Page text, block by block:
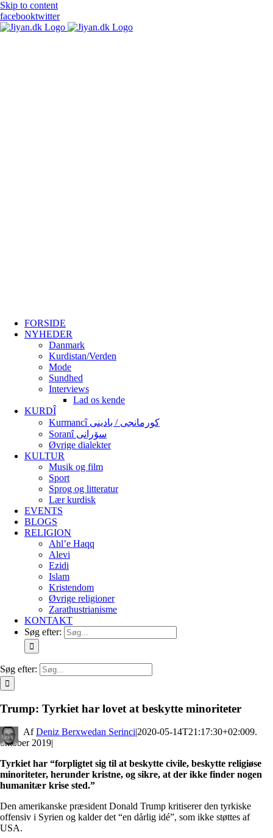
Skip to content
facebooktwitter
FORSIDE
NYHEDER
Danmark
Kurdistan/Verden
Mode
Sundhed
Interviews
Lad os kende
KURDÎ
Kurmancî کورمانجی / بادینی
Soranî سۆرانی
Øvrige dialekter
KULTUR
Musik og film
Sport
Sprog og litteratur
Lær kurdisk
EVENTS
BLOGS
RELIGION
Ahl’e Haqq
Alevi
Ezidi
Islam
Kristendom
Øvrige religioner
Zarathustrianisme
KONTAKT
Søg efter:
Søg efter:
Trump: Tyrkiet har lovet at beskytte minoriteter
By Deniz Berxwedan Serinci|2020-05-14T21:17:30+02:009.
oktober 2019|
Tyrkiet har “forpligtet sig til at beskytte civile, beskytte religiøse
minoriteter, herunder kristne, og sikre, at der ikke finder nogen
humanitær krise sted.”
Den amerikanske præsident Donald Trump kritiserer den tyrkiske
offensiv i Syrien og kalder det “en dårlig idé”, som ikke støttes af
USA.